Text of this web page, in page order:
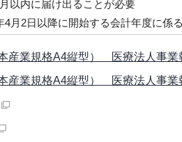
以内に届け出ることが必要
4月2日以降に開始する会計年度に係
業規格A4縦型） 医療法人事業
業規格A4縦型） 医療法人事業